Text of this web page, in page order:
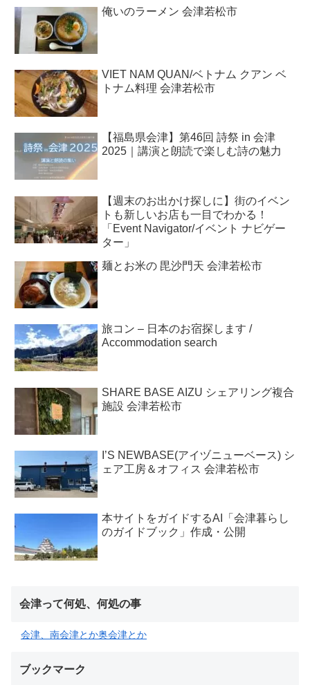
俺いのラーメン 会津若松市
VIET NAM QUAN/ベトナム クアン ベ
トナム料理 会津若松市
【福島県会津】第46回 詩祭 in 会津
2025｜講演と朗読で楽しむ詩の魅力
【週末のお出かけ探しに】街のイベン
トも新しいお店も一目でわかる！
「Event Navigator/イベント ナビゲー
ター」
麺とお米の 毘沙門天 会津若松市
旅コン – 日本のお宿探します /
Accommodation search
SHARE BASE AIZU シェアリング複合
施設 会津若松市
I’S NEWBASE(アイヅニューベース) シ
ェア工房＆オフィス 会津若松市
本サイトをガイドするAI「会津暮らし
のガイドブック」作成・公開
会津って何処、何処の事
会津、南会津とか奥会津とか
ブックマーク